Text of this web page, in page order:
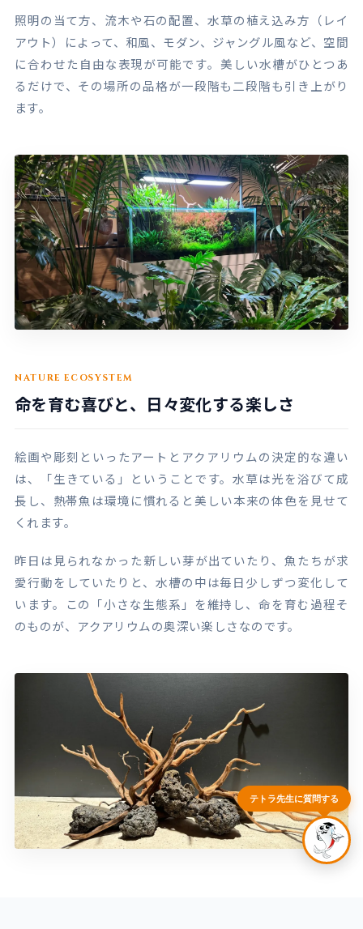
照明の当て方、流木や石の配置、水草の植え込み方（レイ
アウト）によって、和風、モダン、ジャングル風など、空間
に合わせた自由な表現が可能です。美しい水槽がひとつあ
るだけで、その場所の品格が一段階も二段階も引き上がり
ます。
NATURE ECOSYSTEM
命を育む喜びと、日々変化する楽しさ
絵画や彫刻といったアートとアクアリウムの決定的な違い
は、「生きている」ということです。水草は光を浴びて成
長し、熱帯魚は環境に慣れると美しい本来の体色を見せて
くれます。
昨日は見られなかった新しい芽が出ていたり、魚たちが求
愛行動をしていたりと、水槽の中は毎日少しずつ変化して
います。この「小さな生態系」を維持し、命を育む過程そ
のものが、アクアリウムの奥深い楽しさなのです。
テトラ先生に質問する
水槽のレンタルやメンテナンスについてAIがお答
えします。
以下のボタンから選ぶか、質問をご入力くださ
無料相談・ZOOM予約
レンタルについて
料金について
出張水槽掃除について
対応地域について